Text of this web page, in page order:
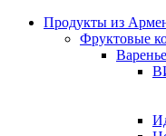
Продукты из
Фруктовые
Варенье